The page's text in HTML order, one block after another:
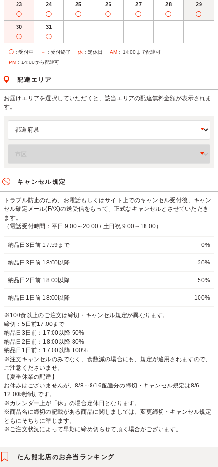
23
◯
24
◯
25
◯
26
◯
27
◯
28
◯
29
◯
30
◯
31
◯
◯ ：受付中 － ：受付終了 休 ：定休日 AM ：14:00まで配達可
PM ：14:00から配達可
配達エリア
お届けエリアを選択していただくと、該当エリアの配達無料金額が表示されま
す。
キャンセル規定
トラブル防止のため、お電話もしくはサイト上でのキャンセル受付後、キャン
セル確定メール(FAX)の送受信をもって、正式なキャンセルとさせていただき
ます。
（電話受付時間：平日 9:00～20:00 / 土日祝 9:00～18:00）
納品日3日前 17:59まで 0%
納品日3日前 18:00以降 20%
納品日2日前 18:00以降 50%
納品日1日前 18:00以降 100%
※100食以上のご注文は締切・キャンセル規定が異なります。
締切：5日前17:00まで
納品日3日前：17:00以降 50%
納品日2日前：18:00以降 80%
納品日1日前：17:00以降 100%
※注文キャンセルのみでなく、食数減の場合にも、規定が適用されますので、
ご注意くださいませ。
【夏季休業の配達】
お休みはございませんが、8/8～8/16配達分の締切・キャンセル規定は8/6
12:00時締切です。
※カレンダー上が「休」の場合定休日となります。
※商品名に締切の記載がある商品に関しましては、変更締切・キャンセル規定
ともにそちらに準じます。
※ご注文状況によって早期に締め切らせて頂く場合がございます。
たん熊北店のお弁当ランキング